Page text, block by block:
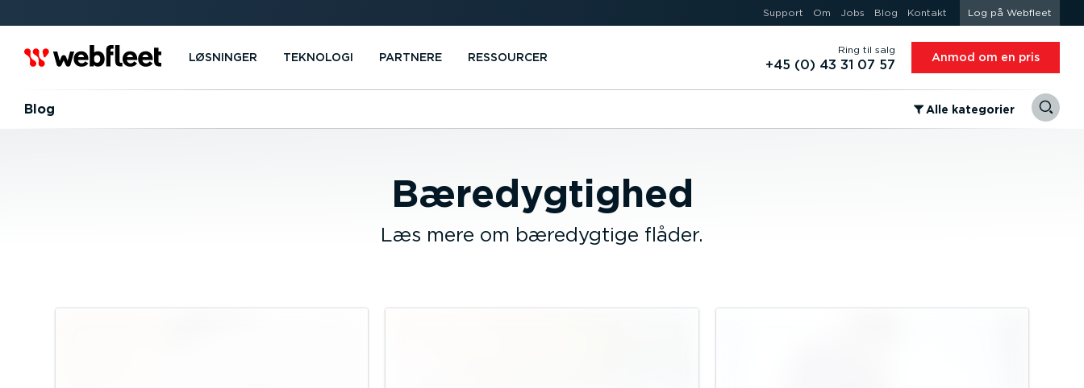
Support Om Jobs Blog Kontakt Log på Webfleet
LØSNINGER TEKNOLOGI PARTNERE RESSOURCER
Ring til salg
+45 (0) 43 31 07 57 Anmod om en pris
Blog ⁠Alle kategorier
Bæredygtighed
Læs mere om bæredygtige flåder.